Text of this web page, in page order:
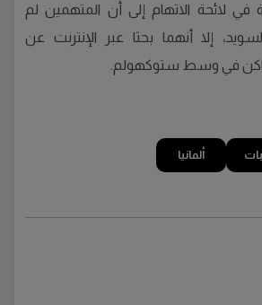
في لائحة الاتهام إلى أن المتهمين لم
إلا أنهما بحثا عبر الإنترنت عن
في وسط ستوكهولم.
ألمانيا